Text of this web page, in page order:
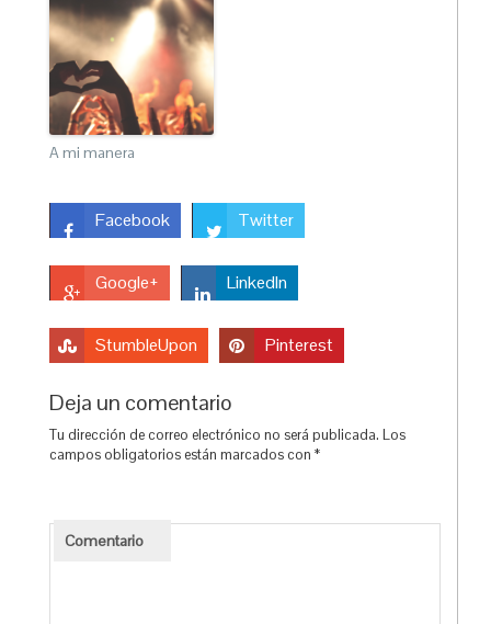
A mi manera
Facebook Twitter
Google+ LinkedIn
StumbleUpon Pinterest
Deja un comentario
Tu dirección de correo electrónico no será publicada. Los
campos obligatorios están marcados con *
Comentario